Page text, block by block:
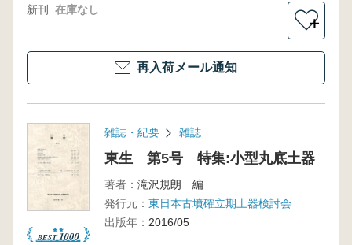
新刊 在庫なし
＋
再入荷メール通知
雑誌・紀要 雑誌
東生 第5号 特集:小型丸底土器
著者： 滝沢規朗 編
発行元： 東日本古墳確立期土器検討会
出版年： 2016/05